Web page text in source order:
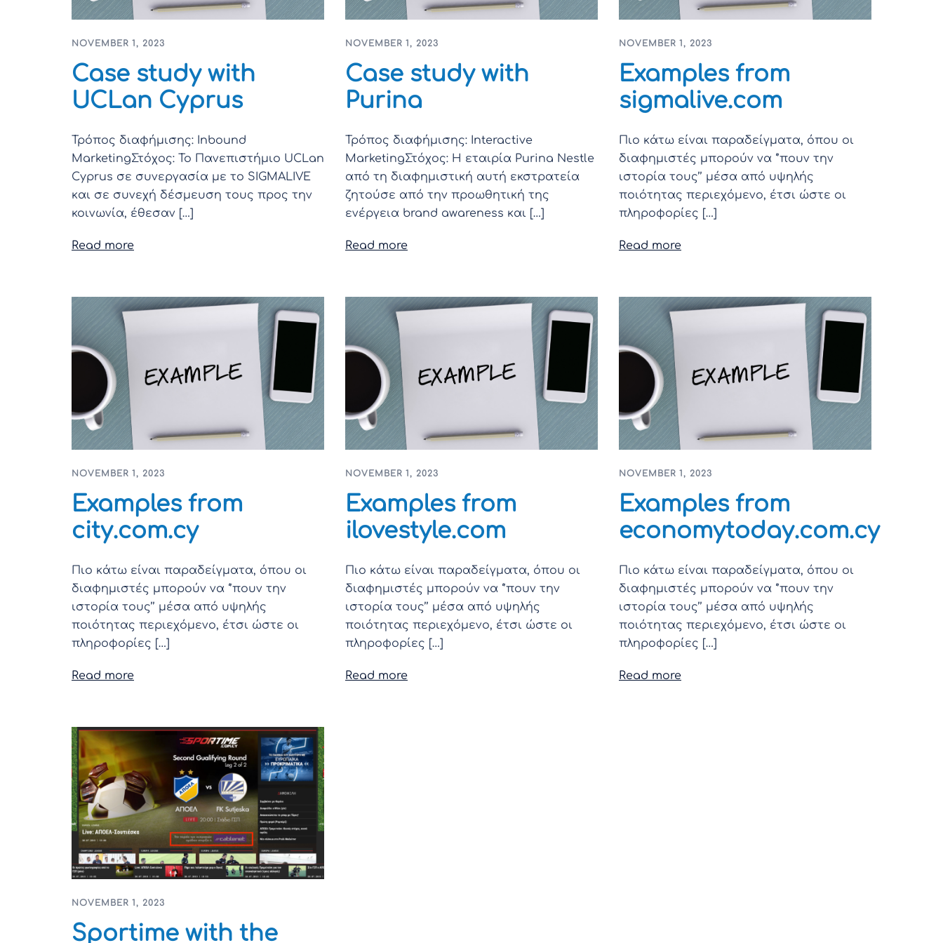
NOVEMBER 1, 2023
Case study with
UCLan Cyprus
Τρόπος διαφήμισης: Inbound
MarketingΣτόχος: Το Πανεπιστήμιο UCLan
Cyprus σε συνεργασία με το SIGMALIVE
και σε συνεχή δέσμευση τους προς την
κοινωνία, έθεσαν […]
Read more
NOVEMBER 1, 2023
Case study with
Purina
Τρόπος διαφήμισης: Interactive
MarketingΣτόχος: Η εταιρία Purina Nestle
από τη διαφημιστική αυτή εκστρατεία
ζητούσε από την προωθητική της
ενέργεια brand awareness και […]
Read more
NOVEMBER 1, 2023
Examples from
sigmalive.com
Πιο κάτω είναι παραδείγματα, όπου οι
διαφημιστές μπορούν να ‘’πουν την
ιστορία τους’’ μέσα από υψηλής
ποιότητας περιεχόμενο, έτσι ώστε οι
πληροφορίες […]
Read more
NOVEMBER 1, 2023
Examples from
city.com.cy
Πιο κάτω είναι παραδείγματα, όπου οι
διαφημιστές μπορούν να ‘’πουν την
ιστορία τους’’ μέσα από υψηλής
ποιότητας περιεχόμενο, έτσι ώστε οι
πληροφορίες […]
Read more
NOVEMBER 1, 2023
Examples from
ilovestyle.com
Πιο κάτω είναι παραδείγματα, όπου οι
διαφημιστές μπορούν να ‘’πουν την
ιστορία τους’’ μέσα από υψηλής
ποιότητας περιεχόμενο, έτσι ώστε οι
πληροφορίες […]
Read more
NOVEMBER 1, 2023
Examples from
economytoday.com.cy
Πιο κάτω είναι παραδείγματα, όπου οι
διαφημιστές μπορούν να ‘’πουν την
ιστορία τους’’ μέσα από υψηλής
ποιότητας περιεχόμενο, έτσι ώστε οι
πληροφορίες […]
Read more
NOVEMBER 1, 2023
Sportime with the